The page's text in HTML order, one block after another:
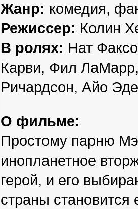
Жанр: комедия,
Режиссер: Колин
В ролях: Нат
Карви, Фил
Ричардсон, Айо
О фильме:
Простому парню
инопланетное
герой, и его
страны